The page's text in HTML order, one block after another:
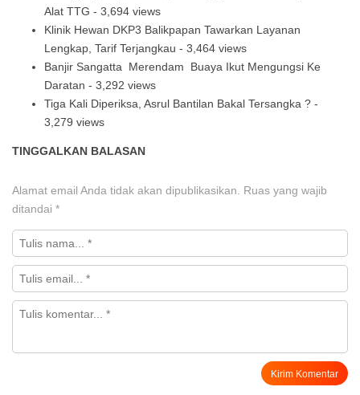
Alat TTG - 3,694 views
Klinik Hewan DKP3 Balikpapan Tawarkan Layanan
Lengkap, Tarif Terjangkau - 3,464 views
Banjir Sangatta Merendam Buaya Ikut Mengungsi Ke
Daratan - 3,292 views
Tiga Kali Diperiksa, Asrul Bantilan Bakal Tersangka ? -
3,279 views
TINGGALKAN BALASAN
Alamat email Anda tidak akan dipublikasikan.
Ruas yang wajib
ditandai *